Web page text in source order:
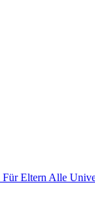
Für Eltern Alle